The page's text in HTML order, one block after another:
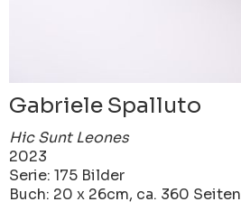
Gabriele Spalluto
Hic Sunt Leones
2023
Serie: 175 Bilder
Buch: 20 x 26cm, ca. 360 Seiten